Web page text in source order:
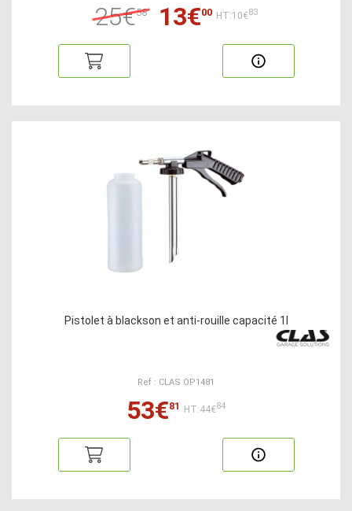
25€58 13€00 HT:10€83
Pistolet à blackson et anti-rouille capacité 1l
Ref : CLAS OP1481
53€81 HT:44€84